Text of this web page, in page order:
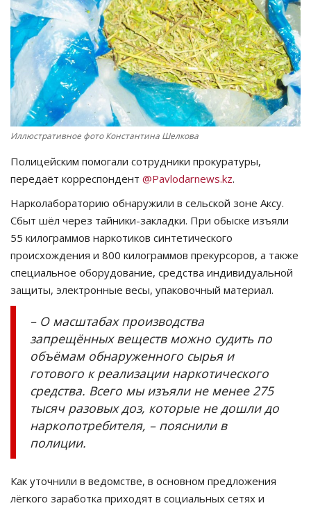
СПОРТ
Чек-лист
РАЗВЛЕЧЕНИЯ
OFFICIAL
Курултай
Язык
Қазақша Русский
Иллюстративное фото Константина Шелкова
Полицейским помогали сотрудники прокуратуры,
передаёт корреспондент @Pavlodarnews.kz.
Нарколабораторию обнаружили в сельской зоне Аксу.
Сбыт шёл через тайники-закладки. При обыске изъяли
55 килограммов наркотиков синтетического
происхождения и 800 килограммов прекурсоров, а также
специальное оборудование, средства индивидуальной
защиты, электронные весы, упаковочный материал.
– О масштабах производства
запрещённых веществ можно судить по
объёмам обнаруженного сырья и
готового к реализации наркотического
средства. Всего мы изъяли не менее 275
тысяч разовых доз, которые не дошли до
наркопотребителя, – пояснили в
полиции.
Как уточнили в ведомстве, в основном предложения
лёгкого заработка приходят в социальных сетях и